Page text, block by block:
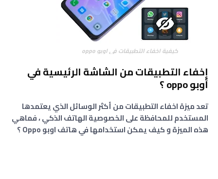
كيفية اخفاء التطبيقات في اوبو oppo
إخفاء التطبيقات من الشاشة الرئيسية في
أوبو oppo ؟
تعد ميزة اخفاء التطبيقات من أكثر الوسائل الذي يعتمدها
المستخدم للمحافظة على الخصوصية الهاتف الذكي ، فماهي
هذه الميزة و كيف يمكن استخدامها في هاتف اوبو Oppo ؟